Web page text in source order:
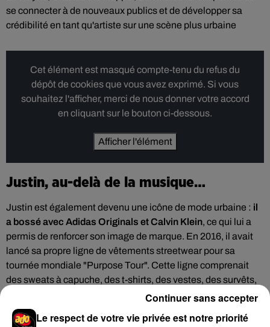
se connecter à de nouveaux publics et de développer sa
crédibilité en tant qu'artiste sur une scène plus urbaine
Cet élément est masqué compte-tenu du refus du
dépôt de cookies que vous avez exprimé. Si vous
souhaitez l'afficher, merci de nous donner votre accord
en cliquant sur le bouton ci-dessous.
Afficher l'élément
Justin, au-delà de la musique…
Justin est également devenu une icône de mode urbaine : il
a bossé avec Adidas Originals et Calvin Klein, ce qui lui a
permis de renforcer son image de marque. En 2016, il avait
lancé sa propre ligne de vêtements streetwear pour sa
tournée mondiale "Purpose Tour". Cette ligne comprenait
des sweats à capuche, des t-shirts, des vestes, des survêts,
des casquettes et des sacs à dos.
Ses fans pop de la 1
heure sont là, les fans de R’n’B
Le respect de votre vie privée est notre priorité
Continuer sans accepter